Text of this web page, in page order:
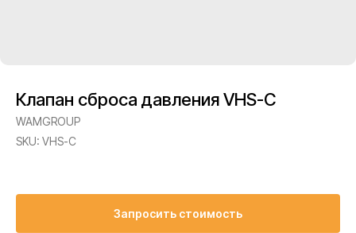
Клапан сброса давления VHS-C
WAMGROUP
SKU: VHS-C
Запросить стоимость